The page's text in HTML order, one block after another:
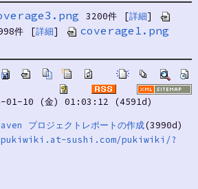
3200件 [詳細]
件 [詳細] coverage1.png
01-10 (金) 01:03:12 (4591d)
プロジェクトレポートの作成(3990d)
sushi.com/pukiwiki/?